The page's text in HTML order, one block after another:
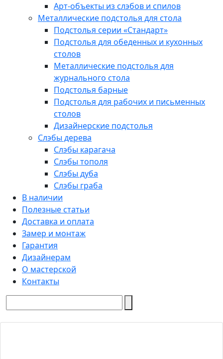
Арт-объекты из слэбов и спилов
Металлические подстолья для стола
Подстолья серии «Стандарт»
Подстолья для обеденных и кухонных
столов
Металлические подстолья для
журнального стола
Подстолья барные
Подстолья для рабочих и письменных
столов
Дизайнерские подстолья
Слэбы дерева
Слэбы карагача
Слэбы тополя
Слэбы дуба
Слэбы граба
В наличии
Полезные статьи
Доставка и оплата
Замер и монтаж
Гарантия
Дизайнерам
О мастерской
Контакты